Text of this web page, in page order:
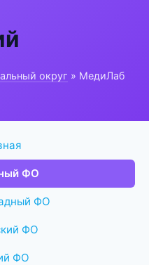
округ » МедиЛаб
ФО
ФО
ФО
ФО